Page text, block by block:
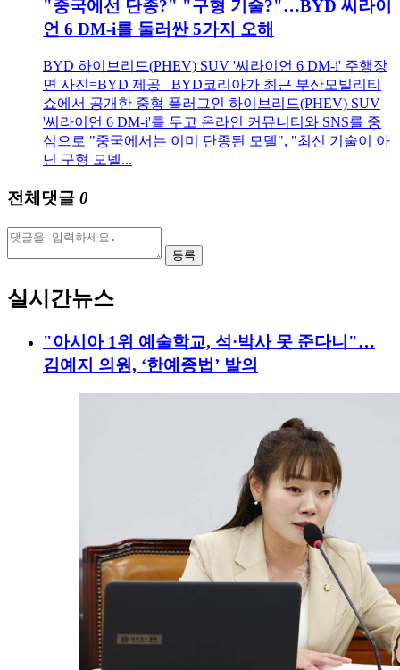
"중국에선 단종?" "구형 기술?"…BYD 씨라이
언 6 DM-i를 둘러싼 5가지 오해
BYD 하이브리드(PHEV) SUV '씨라이언 6 DM-i' 주행장
면 사진=BYD 제공 BYD코리아가 최근 부산모빌리티
쇼에서 공개한 중형 플러그인 하이브리드(PHEV) SUV
'씨라이언 6 DM-i'를 두고 온라인 커뮤니티와 SNS를 중
심으로 "중국에서는 이미 단종된 모델", "최신 기술이 아
닌 구형 모델...
전체댓글 0
등록
실시간뉴스
"아시아 1위 예술학교, 석·박사 못 준다니"…
김예지 의원, ‘한예종법’ 발의